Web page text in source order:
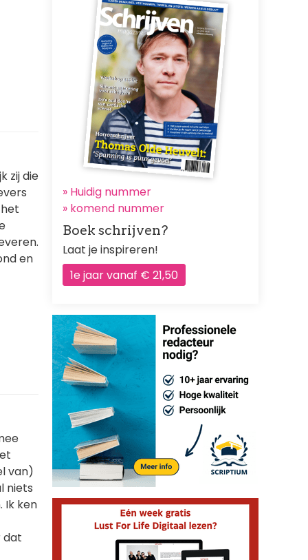
zij die
en
van)
niets
Ik ken
dat
» Huidig nummer
» komend nummer
Boek schrijven?
Laat je inspireren!
1e jaar vanaf € 21,50